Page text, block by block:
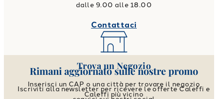
dalle 9.00 alle 18.00
Contattaci
Trova un Negozio
Inserisci un CAP o una città per trovare il negozio
Caleffi più vicino
Rimani aggiornato sulle nostre promo
Iscriviti alla newsletter per ricevere le offerte Caleffi e